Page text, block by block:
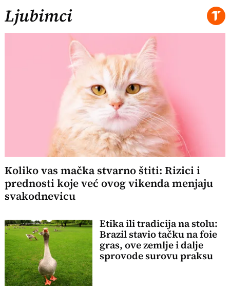
Ljubimci
Koliko vas mačka stvarno štiti: Rizici i
prednosti koje već ovog vikenda menjaju
svakodnevicu
Etika ili tradicija na stolu:
Brazil stavio tačku na foie
gras, ove zemlje i dalje
sprovode surovu praksu